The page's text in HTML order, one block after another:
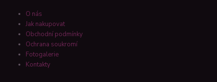
O nás
Jak nakupovat
Obchodní podmínky
Ochrana soukromí
Fotogalerie
Kontakty